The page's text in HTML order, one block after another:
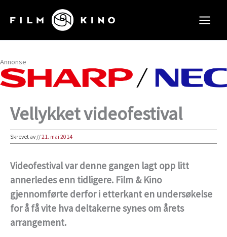
rett
innholdet
Annonse
Vellykket videofestival
Skrevet av//21. mai 2014
Videofestival var denne gangen lagt opp litt
annerledes enn tidligere. Film & Kino
gjennomførte derfor i etterkant en undersøkelse
for å få vite hva deltakerne synes om årets
arrangement.